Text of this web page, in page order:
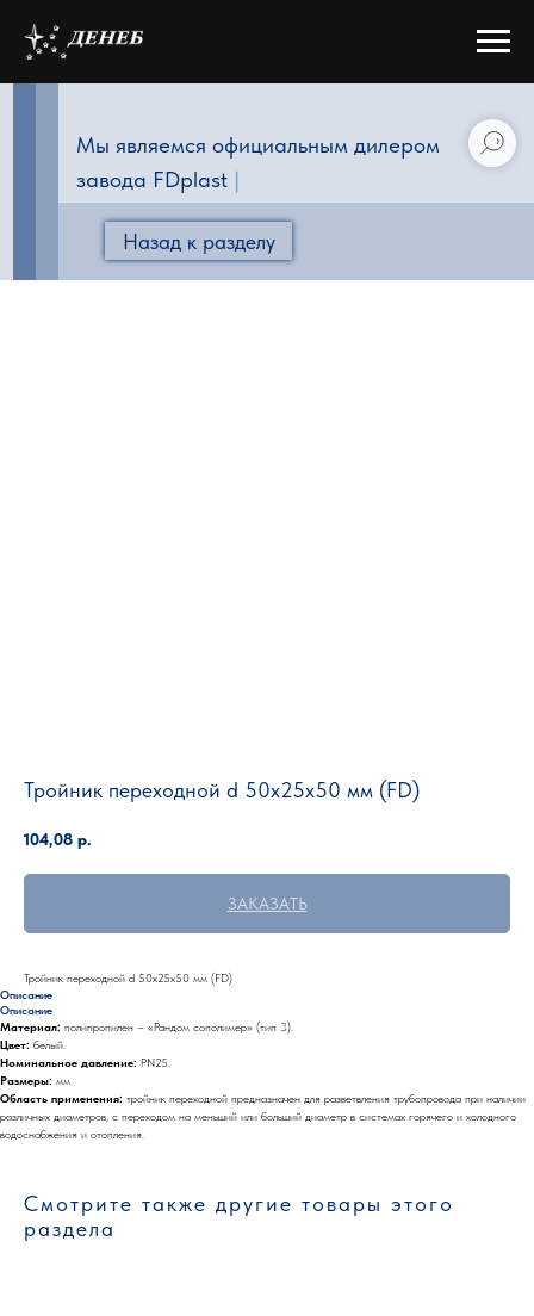
Мы являемся официальным дилером
завода FDplast |
Назад к разделу
Тройник переходной d 50х25х50 мм (FD)
104,08 р.
ЗАКАЗАТЬ
Тройник переходной d 50х25х50 мм (FD)
Описание
Описание
Материал: полипропилен – «Рандом сополимер» (тип 3).
Цвет: белый.
Номинальное давление: PN25.
Размеры: мм.
Область применения: тройник переходной предназначен для разветвления трубопровода при наличии
различных диаметров, с переходом на меньший или больший диаметр в системах горячего и холодного
водоснабжения и отопления.
Смотрите также другие товары этого
раздела